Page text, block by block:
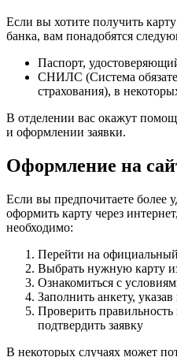
Если вы хотите получить
банка, вам понадобятся
Паспорт,
СНИЛС (Система
страхования), в
В отделении вас окажут
и оформлении заявки.
Оформление на
Если вы предпочитаете более
оформить карту через
необходимо:
Перейти на
Выбрать нужную карту
Ознакомиться с
Заполнить анкету,
Проверить
подтвердить заявку
В некоторых случаях может